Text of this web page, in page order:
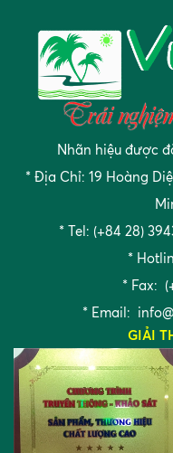
Nhãn hiệu được
* Địa Chỉ: 19 Hoàng
* Tel: (+84 28)
*
* Fax:
* Email:
GIẢI